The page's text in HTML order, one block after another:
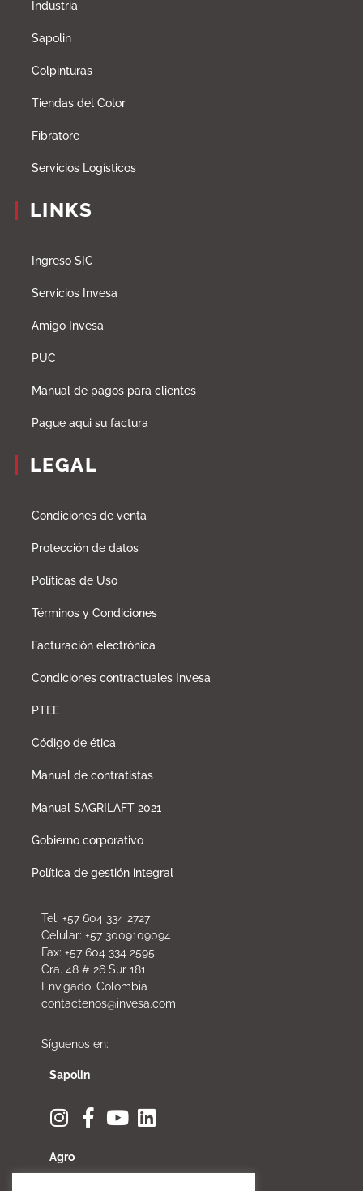
Industria
Sapolin
Colpinturas
Tiendas del Color
Fibratore
Servicios Logísticos
LINKS
Ingreso SIC
Servicios Invesa
Amigo Invesa
PUC
Manual de pagos para clientes
Pague aqui su factura
LEGAL
Condiciones de venta
Protección de datos
Políticas de Uso
Términos y Condiciones
Facturación electrónica
Condiciones contractuales Invesa
PTEE
Código de ética
Manual de contratistas
Manual SAGRILAFT 2021
Gobierno corporativo
Política de gestión integral
Tel: +57 604 334 2727
Celular: +57 3009109094
Fax: +57 604 334 2595
Cra. 48 # 26 Sur 181
Envigado, Colombia
contactenos@invesa.com
Síguenos en:
Sapolin
Agro